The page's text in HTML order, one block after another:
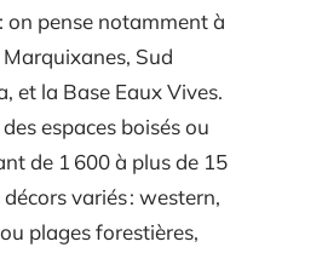
on pense notamment à
Sud
et la Base Eaux Vives.
espaces boisés ou
de 1 600 à plus de 15
décors variés : western,
plages forestières,